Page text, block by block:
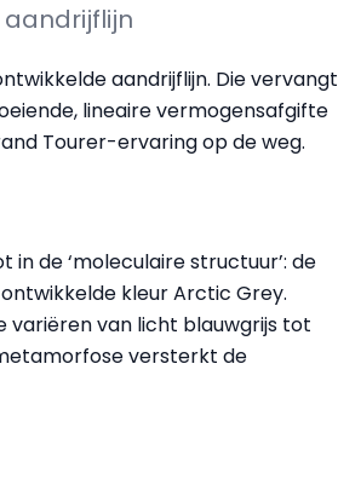
aandrijflijn. Die vervangt
lineaire vermogensafgifte
Tourer-ervaring op de weg.
de ‘moleculaire structuur’: de
kleur Arctic Grey.
variëren van licht blauwgrijs tot
versterkt de